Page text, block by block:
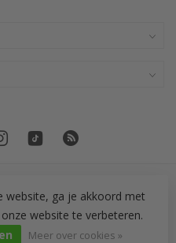
Tegeltechniek
website, ga je akkoord met
website te verbeteren.
Meer over cookies »